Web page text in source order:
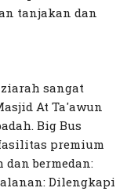
tanjakan dan
sangat
At Ta'awun
Big Bus
premium
bermedan:
Dilengkapi